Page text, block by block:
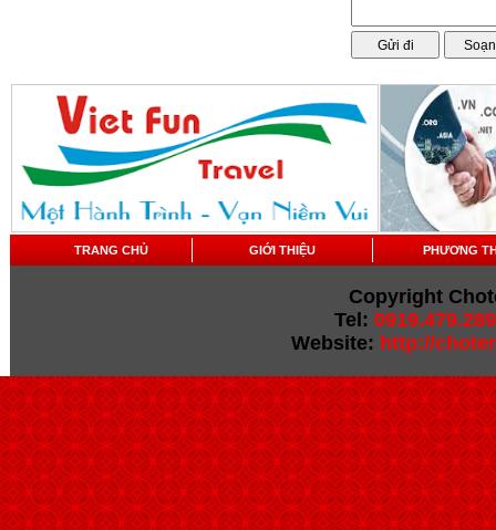
TRANG CHỦ GIỚI THIỆU PHƯƠNG
Copyright
Tel: 0919.479.289
Website: http://